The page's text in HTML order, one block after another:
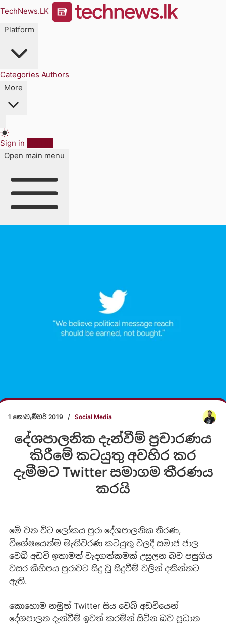
TechNews.LK
Platform
Categories Authors
More
Sign in
Open main menu
1 නොවැම්බර් 2019 / Social Media
දේශපාලනික දැන්වීම් ප්‍රචාරණය
කිරීමේ කටයුතු අවහිර කර
දැමීමට Twitter සමාගම තීරණය
කරයි
මේ වන විට ලෝකය පුරා දේශපාලනික තීරණ,
විශේෂයෙන්ම මැතිවරණ කටයුතු වලදී සමාජ ජාල
වෙබ් අඩවි ඉතාමත් වැදගත්කමක් උසුලන බව පසුගිය
වසර කිහිපය පුරාවට සිදු වූ සිදුවීම් වලින් දකින්නට
ඇති.
කොහොම නමුත් Twitter සිය වෙබ් අඩවියෙන්
දේශපාලන දැන්වීම් ඉවත් කරමින් සිටින බව ප්‍රධාන